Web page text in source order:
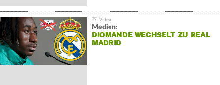
Medien:
DIOMANDE WECHSELT ZU REAL
MADRID